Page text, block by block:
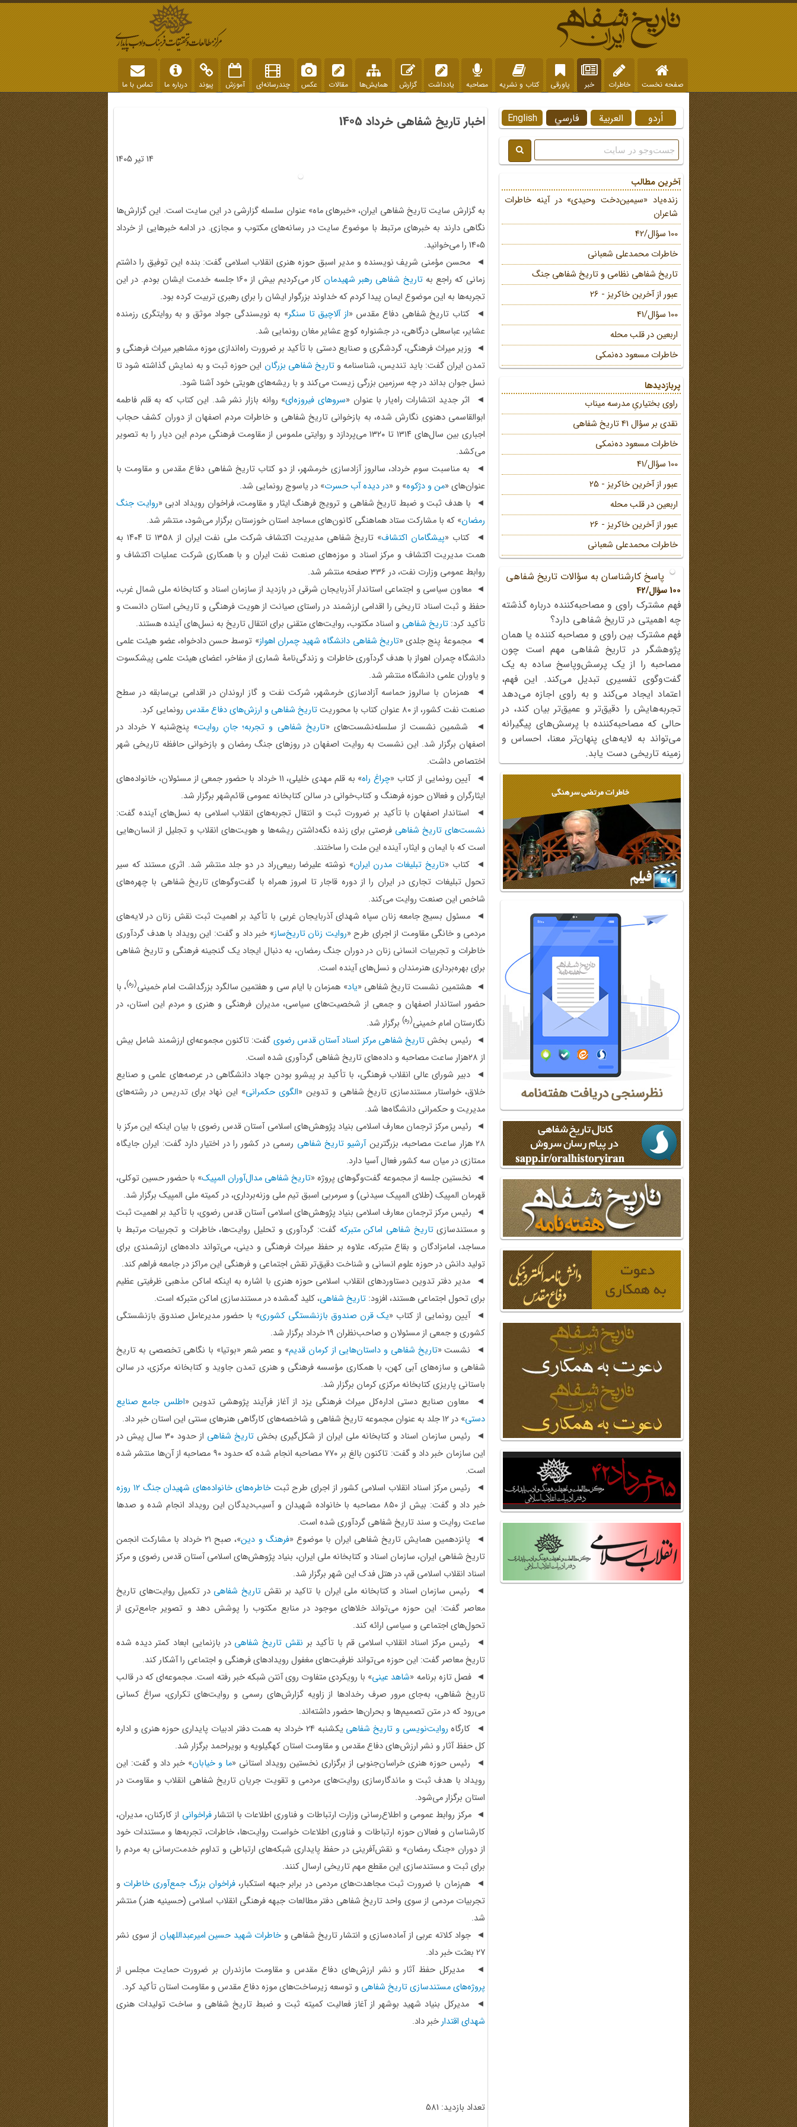
صفحه نخست خاطرات خبر پاورقی کتاب و نشریه مصاحبه یادداشت گزارش همایش‌ها مقالات عکس چندرسانه‌ای آموزش پیوند درباره ما تماس با ما
اخبار تاریخ شفاهی خرداد 1405
14 تیر 1405
به گزارش سایت تاریخ شفاهی ایران، «خبرهای ماه» عنوان سلسله گزارشی در این سایت است. این گزارش‌ها
نگاهی دارند به خبرهای مرتبط با موضوع سایت در رسانه‌های مکتوب و مجازی. در ادامه خبرهایی از خرداد
1405 را می‌خوانید.
◄ محسن مؤمنی شریف نویسنده و مدیر اسبق حوزه هنری انقلاب اسلامی گفت: بنده این توفیق را داشتم
زمانی که راجع بهتاریخ شفاهی رهبر شهیدمان
کار می‌کردیم بیش از ۱۶۰ جلسه خدمت ایشان بودم. در این
تجربه‌ها به این موضوع ایمان پیدا کردم که خداوند بزرگوار ایشان را برای رهبری تربیت کرده بود.
◄ کتاب تاریخ شفاهی دفاع مقدس «از آلاچیق تا سنگر» به نویسندگی جواد موثق و به روایتگری رزمنده
عشایر، عباسعلی درگاهی، در جشنواره کوچ عشایر مغان رونمایی شد.
◄ وزیر میراث فرهنگی، گردشگری و صنایع دستی با تأکید بر ضرورت راه‌اندازی موزه مشاهیر میراث فرهنگی و
تمدن ایران گفت: باید تندیس، شناسنامه وتاریخ شفاهی بزرگان این حوزه ثبت و به نمایش گذاشته شود تا
نسل جوان بداند در چه سرزمین بزرگی زیست می‌کند و با ریشه‌های هویتی خود آشنا شود.
◄ اثر جدید انتشارات راه‌یار با عنوان «سروهای فیروزه‌ای» روانه بازار نشر شد. این کتاب که به قلم فاطمه
ابوالقاسمی دهنوی نگارش شده، به بازخوانی تاریخ شفاهی و خاطرات مردم اصفهان از دوران کشف حجاب
اجباری بین سال‌های ۱۳۱۴ تا ۱۳۲۰ می‌پردازد و روایتی ملموس از مقاومت فرهنگی مردم این دیار را به تصویر
می‌کشد.
◄ به مناسبت سوم خرداد، سالروز آزادسازی خرمشهر، از دو کتاب تاریخ شفاهی دفاع مقدس و مقاومت با
عنوان‌های «من و دژکوه» و «در دیده آب حسرت» در یاسوج رونمایی شد.
◄ با هدف ثبت و ضبط تاریخ شفاهی و ترویج فرهنگ ایثار و مقاومت، فراخوان رویداد ادبی «روایت جنگ
رمضان» که با مشارکت ستاد هماهنگی کانون‌های مساجد استان خوزستان برگزار می‌شود، منتشر شد.
◄ کتاب «پیشگامان اکتشاف
» تاریخ شفاهی مدیریت اکتشاف شرکت ملی نفت ایران از ۱۳۵۸ تا ۱۴۰۴ به
همت مدیریت اکتشاف و مرکز اسناد و موزه‌های صنعت نفت ایران و با همکاری شرکت عملیات اکتشاف و
روابط‌ عمومی وزارت نفت، در ۳۳6 صفحه منتشر شد.
◄ معاون سیاسی و اجتماعی استاندار آذربایجان شرقی در بازدید از سازمان اسناد و کتابخانه ملی شمال‌ غرب،
حفظ و ثبت اسناد تاریخی را اقدامی ارزشمند در راستای صیانت از هویت فرهنگی و تاریخی استان دانست و
تأکید کرد: تاریخ شفاهی و اسناد مکتوب، روایت‌های متقنی برای انتقال تاریخ به نسل‌های آینده هستند.
◄ مجموعۀ پنج جلدی «تاریخ شفاهی دانشگاه شهید چمران اهواز» توسط حسن دادخواه‌، عضو هیئت علمی
دانشگاه چمران اهواز با هدف گردآوری خاطرات و زندگی‌نامۀ شماری از مفاخر، اعضای هیئت علمی پیشکسوت
و یاوران علمی دانشگاه منتشر شد.
◄ همزمان با سالروز حماسه آزادسازی خرمشهر، شرکت نفت و گاز اروندان در اقدامی بی‌سابقه در سطح
صنعت نفت کشور، از ۸۰ عنوان کتاب با محوریت
تاریخ شفاهی و ارزش‌های دفاع مقدس رونمایی کرد.
◄ ششمین نشست از سلسله‌نشست‌های «تاریخ شفاهی و تجربه؛ جانِ روایت
» پنج‌شنبه 7 خرداد در
اصفهان برگزار شد. این نشست به روایت اصفهان در روزهای جنگ رمضان و بازخوانی حافظه تاریخی شهر
اختصاص داشت.
◄ آیین رونمایی از کتاب «چراغ راه
» به قلم مهدی خلیلی، 11 خرداد با حضور جمعی از مسئولان، خانواده‌های
ایثارگران و فعالان حوزه فرهنگ و کتاب‌خوانی در سالن کتابخانه عمومی قائم‌شهر برگزار شد.
◄ استاندار اصفهان با تأکید بر ضرورت ثبت و انتقال تجربه‌های انقلاب اسلامی به نسل‌های آینده گفت:
نشست‌های تاریخ شفاهی فرصتی برای زنده نگه‌داشتن ریشه‌ها و هویت‌های انقلاب و تجلیل از انسان‌هایی
است که با ایمان و ایثار، آینده این ملت را ساختند.
◄ کتاب «تاریخ تبلیغات مدرن ایران» نوشته علیرضا ربیعی‌راد در دو جلد منتشر شد. اثری مستند که سیر
تحول تبلیغات تجاری در ایران را از دوره قاجار تا امروز همراه با گفت‌وگوهای تاریخ شفاهی با چهره‌های
شاخص این صنعت روایت می‌کند.
◄ مسئول بسیج جامعه زنان سپاه شهدای آذربایجان‌ غربی با تأکید بر اهمیت ثبت نقش زنان در لایه‌های
مردمی و خانگی مقاومت از اجرای طرح «روایت زنان تاریخ‌ساز» خبر داد و گفت: این رویداد با هدف گردآوری
خاطرات و تجربیات انسانی زنان در دوران جنگ رمضان، به ‌دنبال ایجاد یک گنجینه فرهنگی و تاریخ شفاهی
برای بهره‌برداری هنرمندان و نسل‌های آینده است.
◄ هشتمین نشست تاریخ شفاهی «یاد» همزمان با ایام سی و هفتمین سالگرد بزرگداشت امام خمینی(ره)، با
حضور استاندار اصفهان و جمعی از شخصیت‌های سیاسی، مدیران فرهنگی و هنری و مردم این استان، در
نگارستان امام خمینی(ره) برگزار شد.
◄ رئیس بخش تاریخ شفاهی مرکز اسناد آستان قدس رضوی گفت: تاکنون مجموعه‌ای ارزشمند شامل بیش
از ۲۸هزار ساعت مصاحبه و داده‌های تاریخ شفاهی گردآوری شده است.
◄ دبیر شورای عالی انقلاب فرهنگی، با تأکید بر پیشرو بودن جهاد دانشگاهی در عرصه‌های علمی و صنایع
خلاق، خواستار مستندسازی تاریخ شفاهی و تدوین «الگوی حکمرانی» این نهاد برای تدریس در رشته‌های
مدیریت و حکمرانی دانشگاه‌ها شد.
◄ رئیس مرکز ترجمان معارف اسلامی بنیاد پژوهش‌های اسلامی آستان قدس رضوی با بیان اینکه این مرکز با
۲۸ هزار ساعت مصاحبه، بزرگترین
آرشیو تاریخ شفاهی رسمی در کشور را در اختیار دارد گفت: ایران جایگاه
ممتازی در میان سه کشور فعال آسیا دارد.
◄ نخستین جلسه از مجموعه گفت‌وگوهای پروژه «تاریخ شفاهی مدال‌آوران المپیک» با حضور حسین توکلی،
قهرمان المپیک (طلای المپیک سیدنی) و سرمربی اسبق تیم ملی وزنه‌برداری، در کمیته ملی المپیک برگزار شد.
◄ رئیس مرکز ترجمان معارف اسلامی بنیاد پژوهش‌های اسلامی آستان قدس رضوی، با تأکید بر اهمیت ثبت
و مستندسازیتاریخ شفاهی اماکن متبرکه گفت: گردآوری و تحلیل روایت‌ها، خاطرات و تجربیات مرتبط با
مساجد، امامزادگان و بقاع متبرکه، علاوه بر حفظ میراث فرهنگی و دینی، می‌تواند داده‌های ارزشمندی برای
تولید دانش در حوزه علوم انسانی و شناخت دقیق‌تر نقش اجتماعی و فرهنگی این مراکز در جامعه فراهم کند.
◄ مدیر دفتر تدوین دستاوردهای انقلاب اسلامی حوزه هنری با اشاره به اینکه اماکن مذهبی ظرفیتی عظیم
برای تحول اجتماعی هستند، افزود: تاریخ شفاهی، کلید گمشده در مستندسازی اماکن متبرکه است.
◄ آیین رونمایی از کتاب «یک قرن صندوق بازنشستگی کشوری» با حضور مدیرعامل صندوق بازنشستگی
کشوری و جمعی از مسئولان و صاحب‌نظران 19 خرداد برگزار شد.
◄ نشست «تاریخ شفاهی و داستان‌هایی از کرمان قدیم» و عصر شعر «بوتیا» با نگاهی تخصصی به تاریخ
شفاهی و سازه‌های آبی کهن، با همکاری مؤسسه فرهنگی و هنری تمدن جاوید و کتابخانه مرکزی، در سالن
باستانی پاریزی کتابخانه مرکزی کرمان برگزار شد.
◄ معاون صنایع ‌دستی اداره‌کل میراث ‌فرهنگی یزد از آغاز فرآیند پژوهشی تدوین «اطلس جامع صنایع
‌دستی» در ۱۲ جلد به عنوان مجموعه تاریخ شفاهی و شاخصه‌های کارگاهی هنرهای سنتی این استان خبر داد.
◄ رئیس سازمان اسناد و کتابخانه ملی ایران از شکل‌گیری بخش تاریخ شفاهی
از حدود ۳۰ سال پیش در
این سازمان خبر داد و گفت: تاکنون بالغ بر ۷۷۰ مصاحبه انجام شده که حدود ۹۰ مصاحبه از آن‌ها منتشر شده
است.
◄ رئیس مرکز اسناد انقلاب اسلامی کشور از اجرای طرح ثبتخاطره‌های خانواده‌های شهیدان جنگ ۱۲ روزه
خبر داد و گفت: بیش از ۸۵۰ مصاحبه با خانواده شهیدان و آسیب‌دیدگان این رویداد انجام شده و صدها
ساعت روایت و سند تاریخ شفاهی گردآوری شده ‌است.
◄ پانزدهمین همایش تاریخ شفاهی ایران با موضوع «فرهنگ و دین
»، صبح ۲۱ خرداد با مشارکت انجمن
تاریخ شفاهی ایران، سازمان اسناد و کتابخانه ملی ایران، بنیاد پژوهش‌های اسلامی آستان قدس رضوی و مرکز
اسناد انقلاب اسلامی قم، در هتل فدک این شهر برگزار شد.
◄ رئیس سازمان اسناد و کتابخانه ملی ایران با تاکید بر نقشتاریخ شفاهی در تکمیل روایت‌های تاریخ
معاصر گفت: این حوزه می‌تواند خلاهای موجود در منابع مکتوب را پوشش دهد و تصویر جامع‌تری از
تحول‌های اجتماعی و سیاسی ارائه کند.
◄ رئیس مرکز اسناد انقلاب اسلامی قم با تأکید بر نقش تاریخ شفاهی در بازنمایی ابعاد کمتر دیده شده
تاریخ معاصر گفت: این حوزه می‌تواند ظرفیت‌های مغفول رویدادهای فرهنگی و اجتماعی را آشکار کند.
◄ فصل تازه برنامه «شاهد عینی» با رویکردی متفاوت روی آنتن شبکه خبر رفته است. مجموعه‌ای که در قالب
تاریخ شفاهی، به‌جای مرور صرف رخدادها از زاویه گزارش‌های رسمی و روایت‌های تکراری، سراغ کسانی
می‌رود که در متن تصمیم‌ها و بحران‌ها حضور داشته‌اند.
◄ کارگاه روایت‌نویسی و تاریخ شفاهی
یکشنبه 24 خرداد به همت دفتر ادبیات پایداری حوزه هنری و اداره
کل حفظ آثار و نشر ارزش‌های دفاع مقدس و مقاومت استان کهگیلویه و بویراحمد برگزار شد.
◄ رئیس حوزه هنری خراسان‌جنوبی از برگزاری نخستین رویداد استانی «ما و خیابان» خبر داد و گفت: این
رویداد با هدف ثبت و ماندگارسازی روایت‌های مردمی و تقویت جریان تاریخ شفاهی انقلاب و مقاومت در
استان برگزار می‌شود.
◄ مرکز روابط‌ عمومی و اطلاع‌رسانی وزارت ارتباطات و فناوری اطلاعات با انتشارفراخوانی از کارکنان، مدیران،
کارشناسان و فعالان حوزه ارتباطات و فناوری اطلاعات خواست روایت‌ها، خاطرات، تجربه‌ها و مستندات خود
از دوران «جنگ رمضان» و نقش‌آفرینی در حفظ پایداری شبکه‌های ارتباطی و تداوم خدمت‌رسانی به مردم را
برای ثبت و مستندسازی این مقطع مهم تاریخی ارسال کنند.
◄ هم‌زمان با ضرورت ثبت مجاهدت‌های مردمی در برابر جبهه استکبار،فراخوان بزرگ جمع‌آوری خاطرات و
تجربیات مردمی از سوی واحد تاریخ شفاهی دفتر مطالعات جبهه فرهنگی انقلاب اسلامی (حسینیه هنر) منتشر
شد.
◄ جواد کلاته عربی از آماده‌سازی و انتشار تاریخ شفاهی و خاطرات شهید حسین امیرعبداللهیان از سوی نشر
27 بعثت خبر داد.
◄ مدیرکل حفظ آثار و نشر ارزش‌های دفاع مقدس و مقاومت مازندران بر ضرورت حمایت مجلس از
پروژه‌های مستندسازی تاریخ شفاهی و توسعه زیرساخت‌های موزه دفاع مقدس و مقاومت استان تأکید کرد.
◄ مدیرکل بنیاد شهید بوشهر از آغاز فعالیت کمیته ثبت و ضبط تاریخ شفاهی و ساخت تولیدات هنری
شهدای اقتدارخبر داد.
تعداد بازدید: 581
English فارسي العربية اُردو
آخرین مطالب
زنده‌یاد «سیمین‌دخت وحیدی» در آینه خاطرات
شاعران
100 سؤال/42
خاطرات محمد‌علی شعبانی
تاریخ شفاهی نظامی و تاریخ شفاهی جنگ
عبور از آخرین خاکریز - 26
100 سؤال/41
اربعین در قلب محله
خاطرات مسعود ده‌نمکی
پربازدیدها
راوی بختیاریِ مدرسه میناب
نقدی بر سؤال 41 تاریخ شفاهی
خاطرات مسعود ده‌نمکی
100 سؤال/41
عبور از آخرین خاکریز - 25
اربعین در قلب محله
عبور از آخرین خاکریز - 26
خاطرات محمد‌علی شعبانی
پاسخ کارشناسان به سؤالات تاریخ شفاهی
100 سؤال/42
فهم مشترک راوی و مصاحبه‌کننده درباره گذشته
چه اهمیتی در تاریخ شفاهی دارد؟
فهم مشترک بین راوی و مصاحبه کننده یا همان
پژوهشگر در تاریخ شفاهی مهم است چون
مصاحبه را از یک پرسش‌وپاسخ ساده به یک
گفت‌وگوی تفسیری تبدیل می‌کند. این فهم،
اعتماد ایجاد می‌کند و به راوی اجازه می‌دهد
تجربه‌هایش را دقیق‌تر و عمیق‌تر بیان کند، در
حالی که مصاحبه‌کننده با پرسش‌های پیگیرانه
می‌تواند به لایه‌های پنهان‌تر معنا، احساس و
زمینه تاریخی دست یابد.